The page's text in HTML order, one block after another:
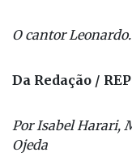
Da Redação /
Por Isabel Harari,
O cantor